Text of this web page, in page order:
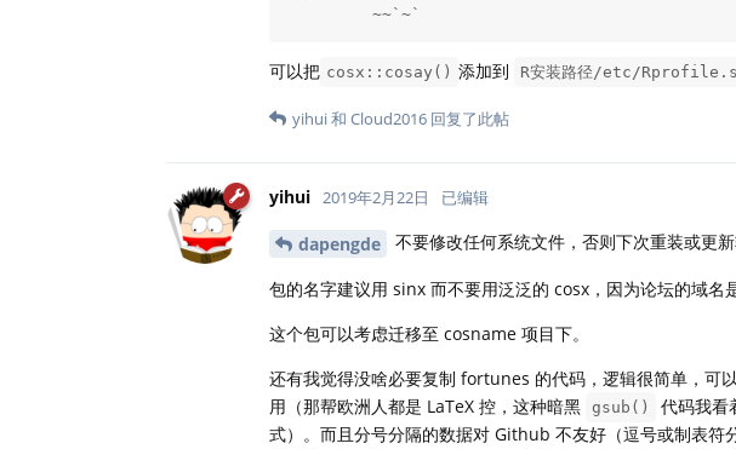
         ~~`~`
可以把 cosx::cosay() 添加到 R安装路径/etc/
yihui和 Cloud2016 回复了此帖
yihui 2019年2月22日 已编辑
dapengde 不要修改任何系统文件，否则下次重装或更
包的名字建议用 sinx 而不要用泛泛的 cosx，因为论坛的域名
这个包可以考虑迁移至 cosname 项目下。
还有我觉得没啥必要复制 fortunes 的代码，逻辑很简单，可
用（那帮欧洲人都是 LaTeX 控，这种暗黑 gsub()
代码我看
式）。而且分号分隔的数据对 Github 不友好（逗号或制表